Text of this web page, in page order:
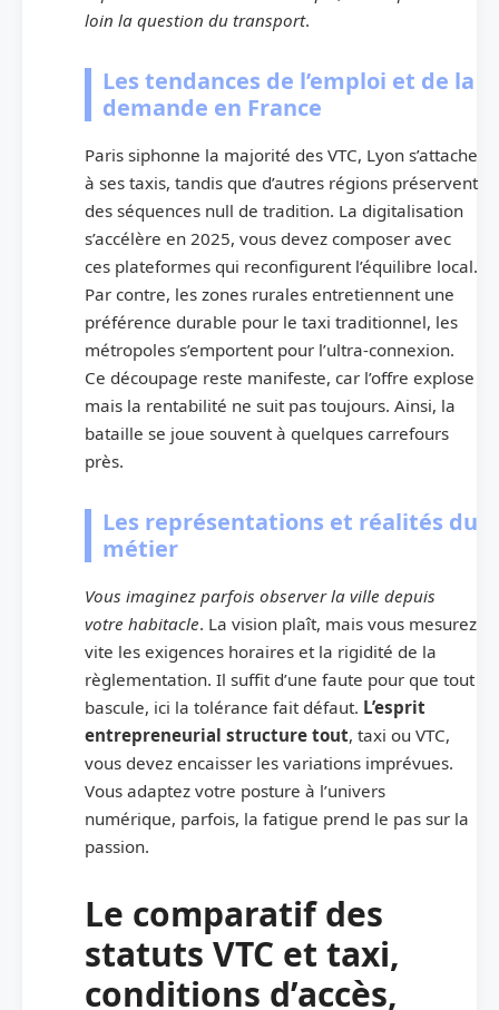
loin la question du transport.
Les tendances de l’emploi et de la
demande en France
Paris siphonne la majorité des VTC, Lyon s’attache
à ses taxis, tandis que d’autres régions préservent
des séquences null de tradition. La digitalisation
s’accélère en 2025, vous devez composer avec
ces plateformes qui reconfigurent l’équilibre local.
Par contre, les zones rurales entretiennent une
préférence durable pour le taxi traditionnel, les
métropoles s’emportent pour l’ultra-connexion.
Ce découpage reste manifeste, car l’offre explose
mais la rentabilité ne suit pas toujours. Ainsi, la
bataille se joue souvent à quelques carrefours
près.
Les représentations et réalités du
métier
Vous imaginez parfois observer la ville depuis
votre habitacle. La vision plaît, mais vous mesurez
vite les exigences horaires et la rigidité de la
règlementation. Il suffit d’une faute pour que tout
bascule, ici la tolérance fait défaut. L’esprit
entrepreneurial structure tout, taxi ou VTC,
vous devez encaisser les variations imprévues.
Vous adaptez votre posture à l’univers
numérique, parfois, la fatigue prend le pas sur la
passion.
Le comparatif des
statuts VTC et taxi,
conditions d’accès,